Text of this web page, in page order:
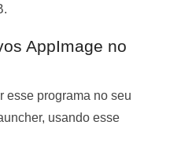
AppImage no
esse programa no seu
usando esse